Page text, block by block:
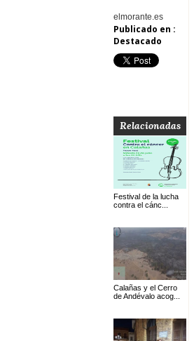
elmorante.es
Publicado en :
Destacado
Relacionadas
Festival de la lucha
contra el cánc...
Calañas y el Cerro
de Andévalo acog...